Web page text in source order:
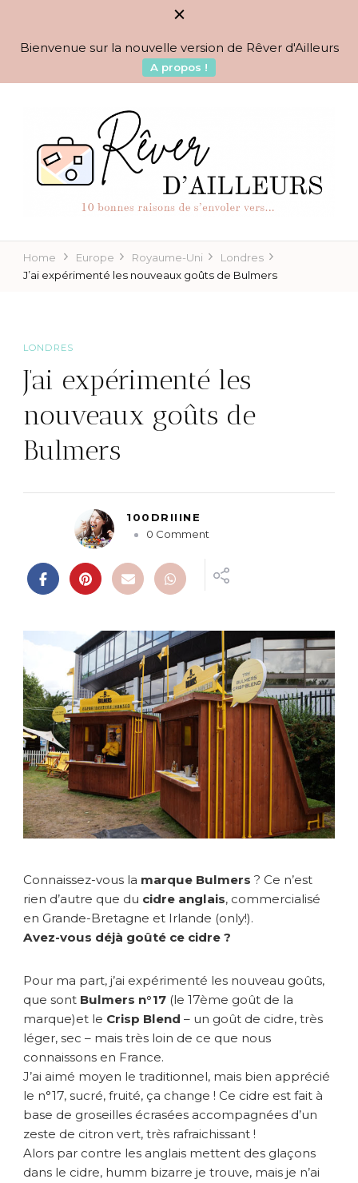
Bienvenue sur la nouvelle version de Rêver d'Ailleurs
A propos !
Rêver d'Ailleurs – 10
raisons de s'envoler vers…
BLOG VOYAGES DEPUIS 2010
Home Europe Royaume-Uni
Londres
J’ai expérimenté les nouveaux goûts de Bulmers
LONDRES
J’ai expérimenté les
nouveaux goûts de
Bulmers
100DRIIINE
0 Comment
e
p
é
r
m
é
o
u
v
e
x
g
o
û
e
B
u
l
m
Connaissez-vous la marque Bulmers ? Ce n’est
rien d’autre que du cidre anglais, commercialisé
en Grande-Bretagne et Irlande (only!).
Avez-vous déjà goûté ce cidre ?
Pour ma part, j’ai expérimenté les nouveau goûts,
que sont Bulmers n°17 (le 17ème goût de la
marque)et le Crisp Blend – un goût de cidre, très
léger, sec – mais très loin de ce que nous
connaissons en France.
J’ai aimé moyen le traditionnel, mais bien apprécié
le n°17, sucré, fruité, ça change ! Ce cidre est fait à
base de groseilles écrasées accompagnées d’un
zeste de citron vert, très rafraichissant !
Alors par contre les anglais mettent des glaçons
dans le cidre, humm bizarre je trouve, mais je n’ai